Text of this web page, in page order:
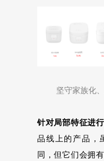
坚守家族化
针对局部特征进
品线上的产品，
同，但它们会拥